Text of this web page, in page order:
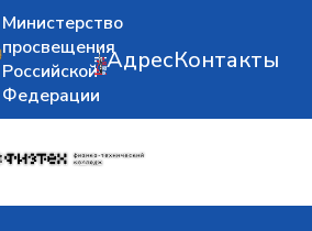
Министерство
просвещения
Российской
Федерации
АдресКонтакты